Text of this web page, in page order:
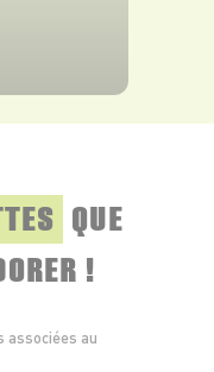
QUE
!
associées au